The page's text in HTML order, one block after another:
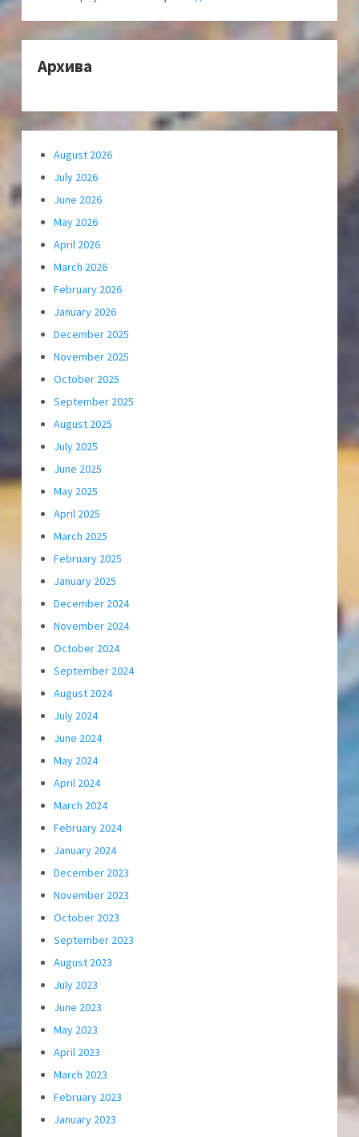
Архива
August 2026
July 2026
June 2026
May 2026
April 2026
March 2026
February 2026
January 2026
December 2025
November 2025
October 2025
September 2025
August 2025
July 2025
June 2025
May 2025
April 2025
March 2025
February 2025
January 2025
December 2024
November 2024
October 2024
September 2024
August 2024
July 2024
June 2024
May 2024
April 2024
March 2024
February 2024
January 2024
December 2023
November 2023
October 2023
September 2023
August 2023
July 2023
June 2023
May 2023
April 2023
March 2023
February 2023
January 2023